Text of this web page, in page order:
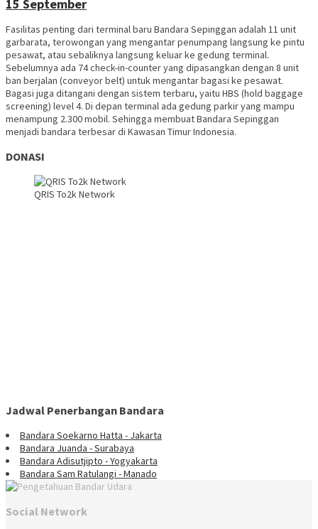
15 September
Fasilitas penting dari terminal baru Bandara Sepinggan adalah 11 unit
garbarata, terowongan yang mengantar penumpang langsung ke pintu
pesawat, atau sebaliknya langsung keluar ke gedung terminal.
Sebelumnya ada 74 check-in-counter yang dipasangkan dengan 8 unit
ban berjalan (conveyor belt) untuk mengantar bagasi ke pesawat.
Bagasi juga ditangani dengan sistem terbaru, yaitu HBS (hold baggage
screening) level 4. Di depan terminal ada gedung parkir yang mampu
menampung 2.300 mobil. Sehingga membuat Bandara Sepinggan
menjadi bandara terbesar di Kawasan Timur Indonesia.
DONASI
QRIS To2k Network
Jadwal Penerbangan Bandara
Bandara Soekarno Hatta - Jakarta
Bandara Juanda - Surabaya
Bandara Adisutjipto - Yogyakarta
Bandara Sam Ratulangi - Manado
Social Network